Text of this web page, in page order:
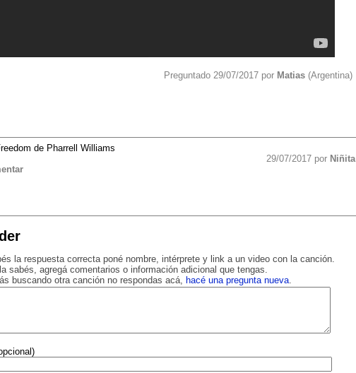
Preguntado 29/07/2017 por Matias(Argentina)
de Pharrell Williams
29/07/2017 por Niñita
la respuesta correcta poné nombre, intérprete y link a un video con la canción.
sabés, agregá comentarios o información adicional que tengas.
buscando otra canción no respondas acá,
hacé una pregunta nueva.